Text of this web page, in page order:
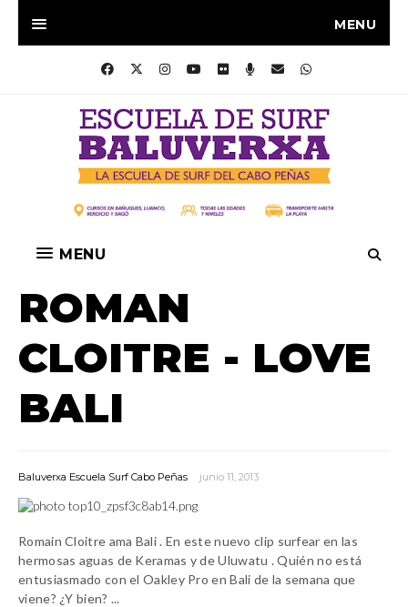
MENU
MENU
ROMAN
CLOITRE - LOVE
BALI
Baluverxa Escuela Surf Cabo Peñas junio 11, 2013
Romain Cloitre ama Bali. En este nuevo clip surfear en las
hermosas aguas de Keramas y de Uluwatu .Quién no está
entusiasmado con el Oakley Pro en Bali de la semana que
viene? ¿Y bien? ...